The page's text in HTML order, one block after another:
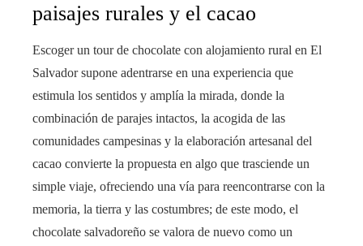
paisajes rurales y el cacao
Escoger un tour de chocolate con alojamiento rural en El
Salvador supone adentrarse en una experiencia que
estimula los sentidos y amplía la mirada, donde la
combinación de parajes intactos, la acogida de las
comunidades campesinas y la elaboración artesanal del
cacao convierte la propuesta en algo que trasciende un
simple viaje, ofreciendo una vía para reencontrarse con la
memoria, la tierra y las costumbres; de este modo, el
chocolate salvadoreño se valora de nuevo como un